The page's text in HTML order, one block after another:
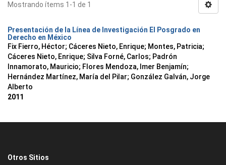
Mostrando ítems 1-1 de 1
Presentación de la Línea de Investigación El Posgrado en
Derecho en México
Fix Fierro, Héctor; Cáceres Nieto, Enrique; Montes, Patricia;
Cáceres Nieto, Enrique; Silva Forné, Carlos; Padrón
Innamorato, Mauricio; Flores Mendoza, Imer Benjamín;
Hernández Martínez, María del Pilar; González Galván, Jorge
Alberto
2011
Otros Sitios